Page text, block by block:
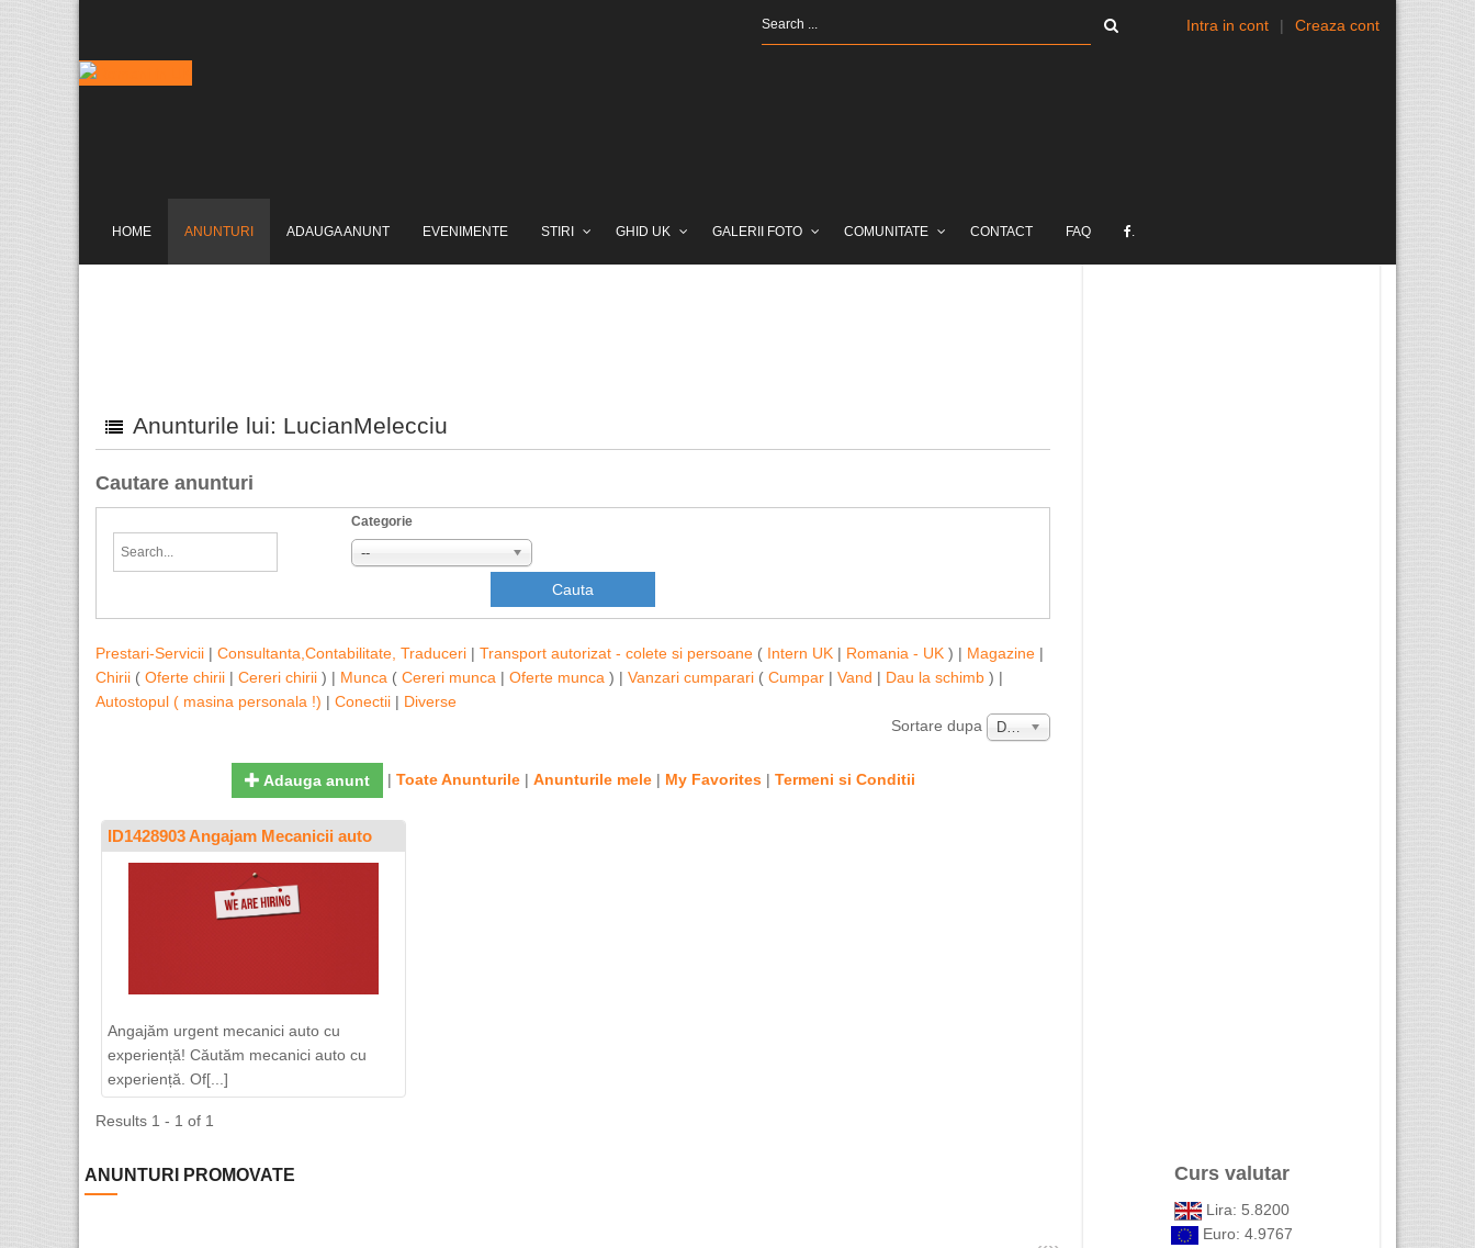
Intra in cont | Creaza cont
HOME ANUNTURI ADAUGA ANUNT EVENIMENTE STIRI GHID UK GALERII FOTO COMUNITATE CONTACT FAQ .
Anunturile lui: LucianMelecciu
Cautare anunturi
Categorie
--
Prestari-Servicii | Consultanta,Contabilitate, Traduceri | Transport autorizat - colete si persoane ( Intern UK | Romania - UK ) | Magazine |
Chirii ( Oferte chirii | Cereri chirii ) | Munca ( Cereri munca | Oferte munca ) | Vanzari cumparari ( Cumpar | Vand | Dau la schimb ) |
Autostopul ( masina personala !) | Conectii | Diverse
Sortare dupa
Data
Adauga anunt | Toate Anunturile| Anunturile mele| My Favorites| Termeni si Conditii
ID1428903 Angajam Mecanicii auto
Angajăm urgent mecanici auto cu
experiență! Căutăm mecanici auto cu
experiență. Of[...]
Results 1 - 1 of 1
ANUNTURI PROMOVATE Curs valutar
Lira: 5.8200
Euro: 4.9767